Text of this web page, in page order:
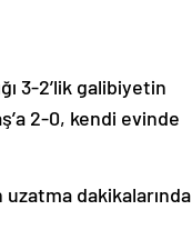
3-2’lik galibiyetin
2-0, kendi evinde
dakikalarında